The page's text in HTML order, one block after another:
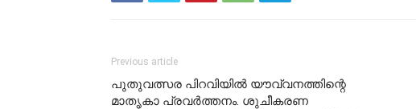
Previous article
പുതുവത്സര പിറവിയിൽ യൗവ്വനത്തിന്റെ
മാതൃകാ പ്രവർത്തനം. ശുചീകരണ